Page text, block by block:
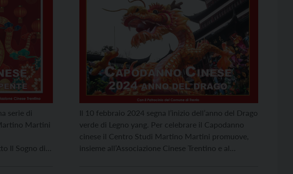
serie di
Martini
Il Sogno di
Il 10 febbraio 2024 segna l’inizio dell’anno del Drago
verde di Legno yang. Per celebrare il Capodanno
cinese il Centro Studi Martino Martini promuove,
insieme all’Associazione Cinese Trentino e al